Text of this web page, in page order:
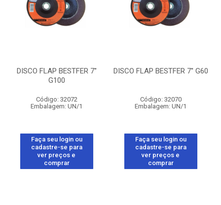
DISCO FLAP BESTFER 7''
G100
Código: 32072
Embalagem: UN/1
Faça seu login ou
cadastre-se para
ver preços e
comprar
DISCO FLAP BESTFER 7'' G60
Código: 32070
Embalagem: UN/1
Faça seu login ou
cadastre-se para
ver preços e
comprar